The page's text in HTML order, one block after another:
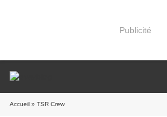
Publicité
Accueil » TSR Crew